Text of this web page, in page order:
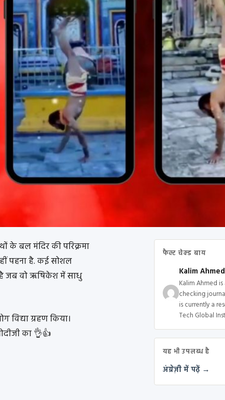
के बल मंदिर की परिक्रमा
पहना है. कई सोशल
है जब वो ऋषिकेश में साधु
विद्या ग्रहण किया।
का 👌👍
फैक्ट चेक्ड बाय
Kalim Ahmed
Kalim Ahmed
checking
is currently a
Tech Global
यह भी उपलब्ध है
अंग्रेज़ी में पढ़ें →